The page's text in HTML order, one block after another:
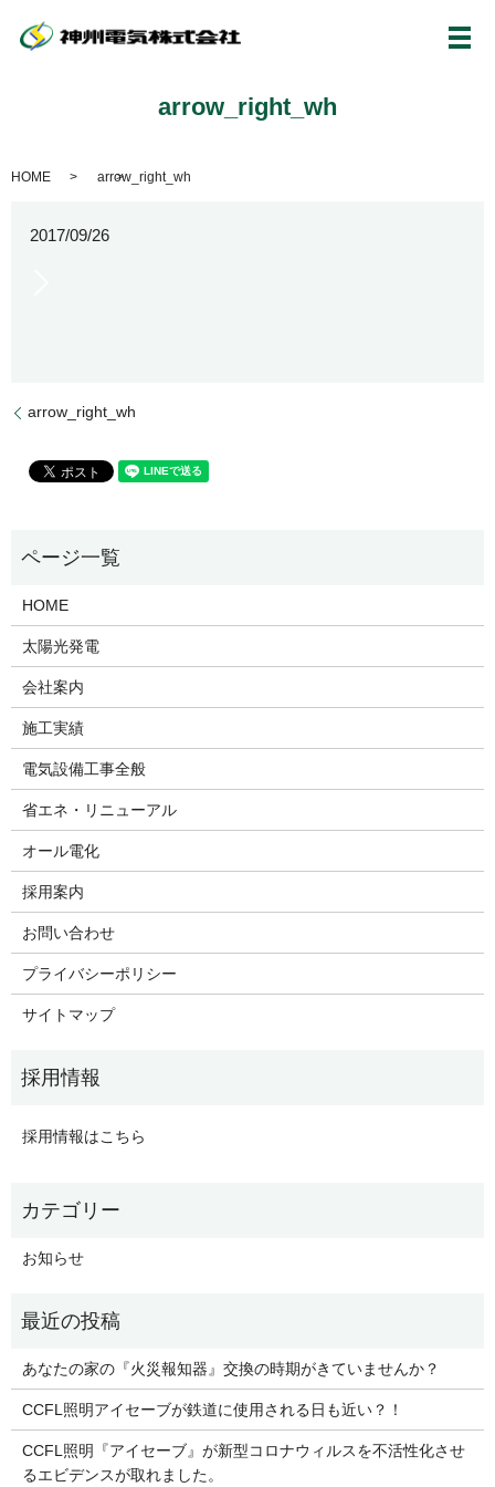
メ
arrow_right_wh
HOME arrow_right_wh
2017/09/26
arrow_right_wh
HOME
太陽光発電
会社案内
施工実績
電気設備工事全般
省エネ・リニューアル
オール電化
採用案内
お問い合わせ
プライバシーポリシー
サイトマップ
採用情報はこちら
お知らせ
あなたの家の『火災報知器』交換の時期がきていませんか？
CCFL照明アイセーブが鉄道に使用される日も近い？！
CCFL照明『アイセーブ』が新型コロナウィルスを不活性化させ
るエビデンスが取れました。